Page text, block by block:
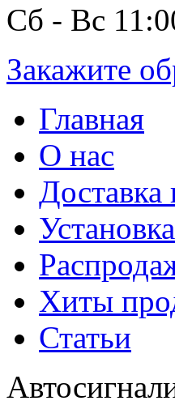
Сб - Вс
Закажите
Главная
О нас
Доставка
Хиты
Статьи